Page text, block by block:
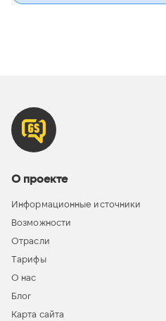
О проекте
Информационные источники
Возможности
Отрасли
Тарифы
О нас
Блог
Карта сайта